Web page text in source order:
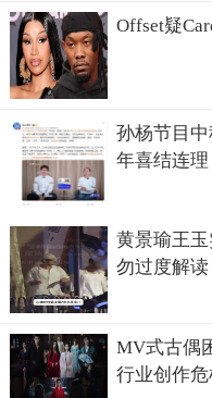
Offset疑
孙杨节目
年喜结连理
黄景瑜王
勿过度解读
MV式古偶
行业创作